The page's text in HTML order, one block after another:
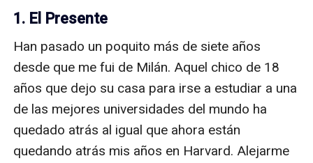
1. El Presente
Han pasado un poquito más de siete años
desde que me fui de Milán. Aquel chico de 18
años que dejo su casa para irse a estudiar a una
de las mejores universidades del mundo ha
quedado atrás al igual que ahora están
quedando atrás mis años en Harvard. Alejarme